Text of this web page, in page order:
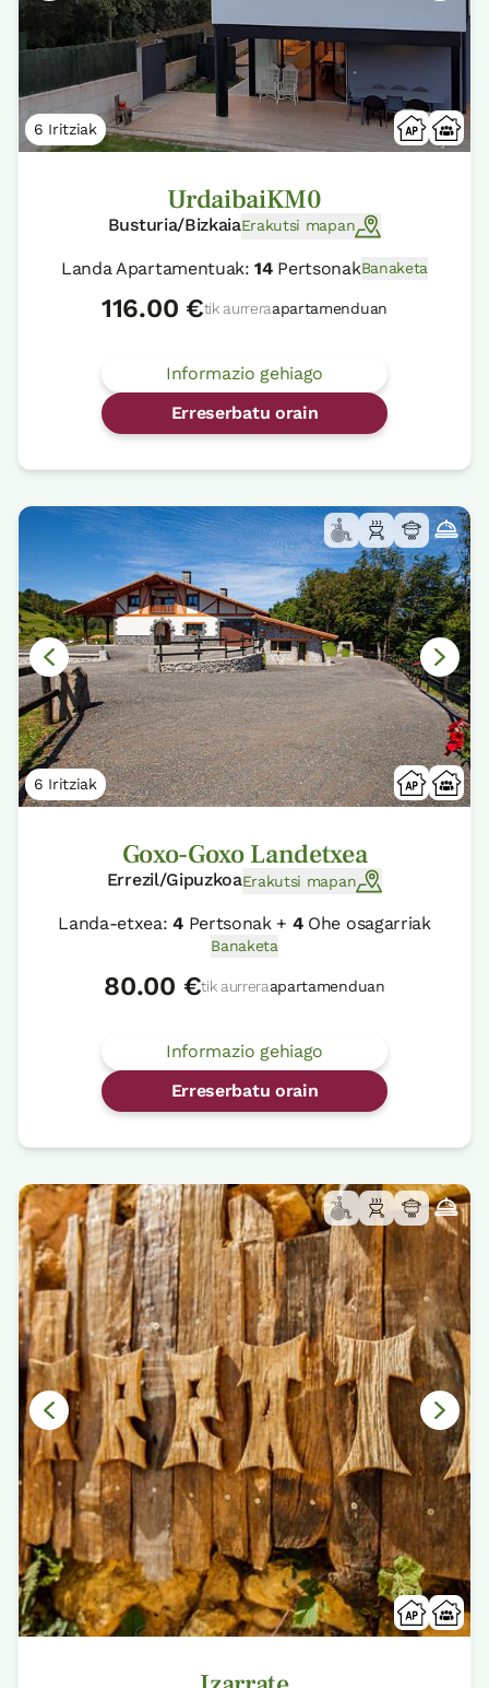
6 Iritziak
UrdaibaiKM0
Busturia/BizkaiaErakutsi mapan
Landa Apartamentuak:14PertsonakBanaketa
116.00 €tik aurreraapartamenduan
Informazio gehiago
Erreserbatu orain
6 Iritziak
Goxo-Goxo Landetxea
Errezil/GipuzkoaErakutsi mapan
Landa-etxea:4Pertsonak + 4Ohe osagarriak
Banaketa
80.00 €tik aurreraapartamenduan
Informazio gehiago
Erreserbatu orain